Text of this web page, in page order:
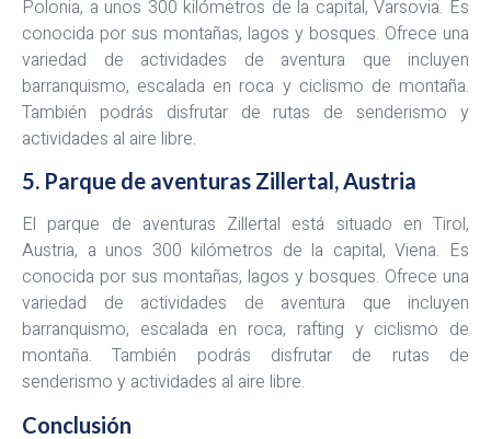
Polonia, a unos 300 kilómetros de la capital, Varsovia. Es
conocida por sus montañas, lagos y bosques. Ofrece una
variedad de actividades de aventura que incluyen
barranquismo, escalada en roca y ciclismo de montaña.
También podrás disfrutar de rutas de senderismo y
actividades al aire libre.
5. Parque de aventuras Zillertal, Austria
El parque de aventuras Zillertal está situado en Tirol,
Austria, a unos 300 kilómetros de la capital, Viena. Es
conocida por sus montañas, lagos y bosques. Ofrece una
variedad de actividades de aventura que incluyen
barranquismo, escalada en roca, rafting y ciclismo de
montaña. También podrás disfrutar de rutas de
senderismo y actividades al aire libre.
Conclusión